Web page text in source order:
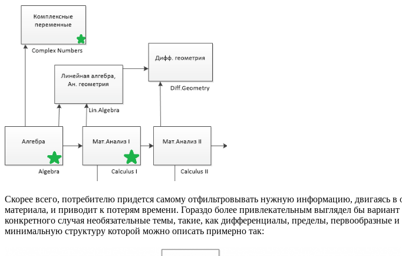
Скорее всего, потребителю придется самому отфильтровывать нужную информацию, двигаясь
материала, и приводит к потерям времени. Гораздо более привлекательным выглядел бы
конкретного случая необязательные темы, такие, как дифференциалы, пределы,
минимальную структуру которой можно описать примерно так: